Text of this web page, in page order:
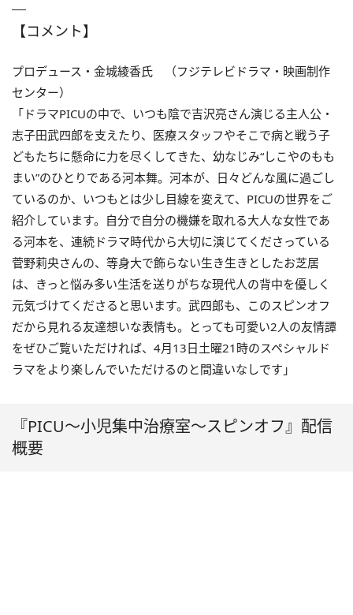
【コメント】
プロデュース・金城綾香氏 （フジテレビドラマ・映画制作
センター）
「ドラマPICUの中で、いつも陰で吉沢亮さん演じる主人公・
志子田武四郎を支えたり、医療スタッフやそこで病と戦う子
どもたちに懸命に力を尽くしてきた、幼なじみ“しこやのもも
まい”のひとりである河本舞。河本が、日々どんな風に過ごし
ているのか、いつもとは少し目線を変えて、PICUの世界をご
紹介しています。自分で自分の機嫌を取れる大人な女性であ
る河本を、連続ドラマ時代から大切に演じてくださっている
菅野莉央さんの、等身大で飾らない生き生きとしたお芝居
は、きっと悩み多い生活を送りがちな現代人の背中を優しく
元気づけてくださると思います。武四郎も、このスピンオフ
だから見れる友達想いな表情も。とっても可愛い2人の友情譚
をぜひご覧いただければ、4月13日土曜21時のスペシャルド
ラマをより楽しんでいただけるのと間違いなしです」
『PICU〜小児集中治療室〜スピンオフ』配信
概要